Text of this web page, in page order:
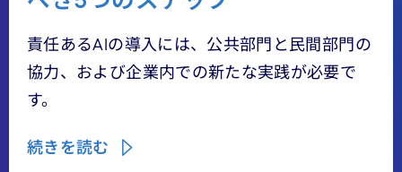
責任あるAIの導入には、公共部門と民間部門の
協力、および企業内での新たな実践が必要で
す。
続きを読む